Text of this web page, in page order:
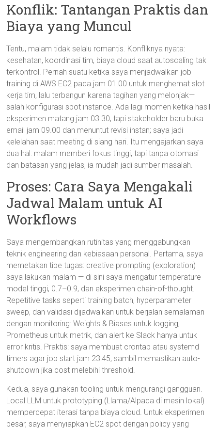
Konflik: Tantangan Praktis dan
Biaya yang Muncul
Tentu, malam tidak selalu romantis. Konfliknya nyata:
kesehatan, koordinasi tim, biaya cloud saat autoscaling tak
terkontrol. Pernah suatu ketika saya menjadwalkan job
training di AWS EC2 pada jam 01.00 untuk menghemat slot
kerja tim, lalu terbangun karena tagihan yang melonjak—
salah konfigurasi spot instance. Ada lagi momen ketika hasil
eksperimen matang jam 03.30, tapi stakeholder baru buka
email jam 09.00 dan menuntut revisi instan; saya jadi
kelelahan saat meeting di siang hari. Itu mengajarkan saya
dua hal: malam memberi fokus tinggi, tapi tanpa otomasi
dan batasan yang jelas, ia mudah jadi sumber masalah.
Proses: Cara Saya Mengakali
Jadwal Malam untuk AI
Workflows
Saya mengembangkan rutinitas yang menggabungkan
teknik engineering dan kebiasaan personal. Pertama, saya
memetakan tipe tugas: creative prompting (exploration)
saya lakukan malam — di sini saya mengatur temperature
model tinggi, 0.7–0.9, dan eksperimen chain-of-thought.
Repetitive tasks seperti training batch, hyperparameter
sweep, dan validasi dijadwalkan untuk berjalan semalaman
dengan monitoring: Weights & Biases untuk logging,
Prometheus untuk metrik, dan alert ke Slack hanya untuk
error kritis. Praktis: saya membuat crontab atau systemd
timers agar job start jam 23:45, sambil memastikan auto-
shutdown jika cost melebihi threshold.
Kedua, saya gunakan tooling untuk mengurangi gangguan.
Local LLM untuk prototyping (Llama/Alpaca di mesin lokal)
mempercepat iterasi tanpa biaya cloud. Untuk eksperimen
besar, saya menyiapkan EC2 spot dengan policy yang